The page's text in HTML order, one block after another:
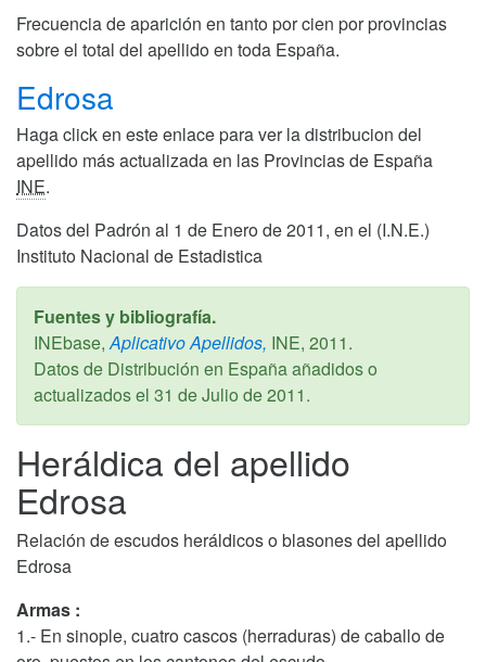
Frecuencia de aparición en tanto por cien por provincias
sobre el total del apellido en toda España.
Edrosa
Haga click en este enlace para ver la distribucion del
apellido más actualizada en las Provincias de España
INE.
Datos del Padrón al 1 de Enero de 2011, en el (I.N.E.)
Instituto Nacional de Estadistica
Fuentes y bibliografía.
INEbase, Aplicativo Apellidos, INE, 2011.
Datos de Distribución en España añadidos o
actualizados el 31 de Julio de 2011.
Heráldica del apellido
Edrosa
Relación de escudos heráldicos o blasones del apellido
Edrosa
Armas :
1.- En sinople, cuatro cascos (herraduras) de caballo de